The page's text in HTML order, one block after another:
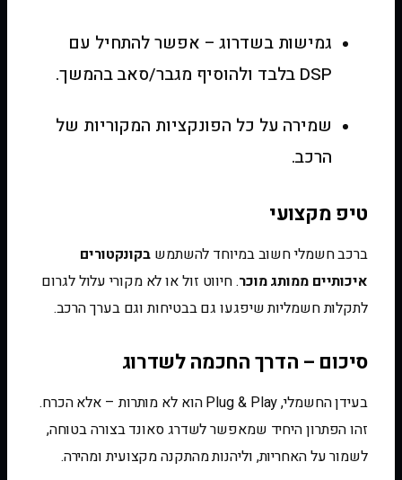
גמישות בשדרוג – אפשר להתחיל עם
DSP בלבד ולהוסיף מגבר/סאב בהמשך.
שמירה על כל הפונקציות המקוריות של
הרכב.
טיפ מקצועי
ברכב חשמלי חשוב במיוחד להשתמש בקונקטורים
איכותיים ממותג מוכר. חיווט זול או לא מקורי עלול לגרום
לתקלות חשמליות שיפגעו גם בבטיחות וגם בערך הרכב.
סיכום – הדרך החכמה לשדרוג
בעידן החשמלי, Plug & Play הוא לא מותרות – אלא הכרח.
זהו הפתרון היחיד שמאפשר לשדרג סאונד בצורה בטוחה,
לשמור על האחריות, וליהנות מהתקנה מקצועית ומהירה.